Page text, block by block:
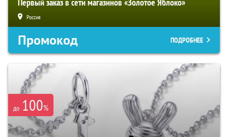
Первый заказ в сети магазинов «Золотое Яблоко»
Россия
Промокод ПОДРОБНЕЕ
до 100%